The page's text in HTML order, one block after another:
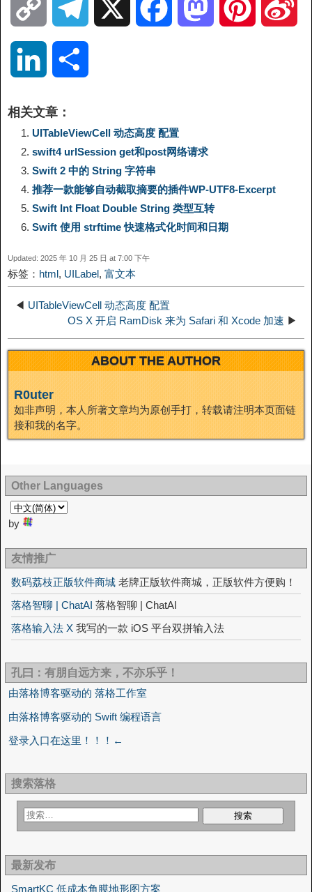
o
y
L
i
n
k
g
r
a
m
b
o
o
d
o
r
n
k
e
I
n
相关文章：
UITableViewCell 动态高度 配置
swift4 urlSession get和post网络请求
Swift 2 中的 String 字符串
推荐一款能够自动截取摘要的插件WP-UTF8-Excerpt
Swift Int Float Double String 类型互转
Swift 使用 strftime 快速格式化时间和日期
Updated: 2025 年 10 月 25 日 at 7:00 下午
标签： html, UILabel, 富文本
◀ UITableViewCell 动态高度 配置
OS X 开启 RamDisk 来为 Safari 和 Xcode 加速 ▶
ABOUT THE AUTHOR
R0uter
如非声明，本人所著文章均为原创手打，转载请注明本页面链
接和我的名字。
Other Languages
by
友情推广
数码荔枝正版软件商城 老牌正版软件商城，正版软件方便购！
落格智聊 | ChatAI 落格智聊 | ChatAI
落格输入法 X 我写的一款 iOS 平台双拼输入法
孔曰：有朋自远方来，不亦乐乎！
由落格博客驱动的 落格工作室
由落格博客驱动的 Swift 编程语言
登录入口在这里！！！←
搜索落格
最新发布
SmartKC 低成本角膜地形图方案